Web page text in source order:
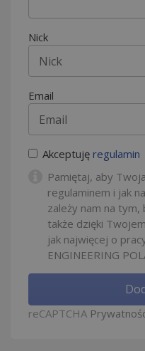
Nick
Email
Akceptuję regulamin
Pamiętaj, aby
regulaminem i jak
zależy nam na
także dzięki
jak najwięcej o
ENGINEERING
reCAPTCHA